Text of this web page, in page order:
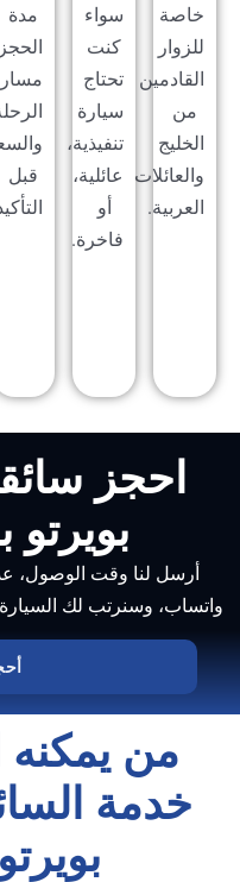
سواء
كنت
تحتاج
تنفيذية،
عائلية،
أو
فاخرة.
الحجز،
مسار
الرحلة،
والسعر
قبل
التأكيد.
احجز
بويرتو
لنا وقت الوصول، عدد
وسنرتب لك السيارة
أحجز
من يمكنه
خدمة
بويرتو